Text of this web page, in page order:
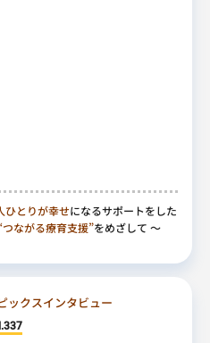
ひとりが幸せになるサポートをした
つながる療育支援”をめざして ～
ックスインタビュー